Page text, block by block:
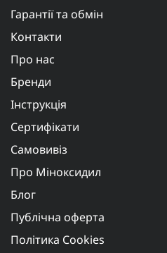
Гарантії та обмін
Контакти
Про нас
Бренди
Інструкція
Сертифікати
Самовивіз
Про Міноксидил
Блог
Публічна оферта
Політика Cookies